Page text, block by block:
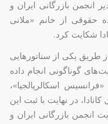
انجمن بازرگانی ایران و
حقوقی از خانم «ملانی
شکایت کرد.
طریق یکی از سناتورهایی
گوناگونی انجام داده
اسکالرپالجیا»،
کانادا، در نهایت با ثبت این
انجمن بازرگانی ایران و